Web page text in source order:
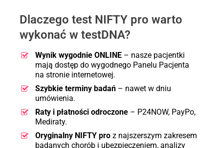
Dlaczego test NIFTY pro warto
wykonać w testDNA?
Wynik wygodnie ONLINE – nasze pacjentki
mają dostęp do wygodnego Panelu Pacjenta
na stronie internetowej.
Szybkie terminy badań – nawet w dniu
umówienia.
Raty i płatności odroczone – P24NOW, PayPo,
Mediraty.
Oryginalny NIFTY pro z najszerszym zakresem
badanych chorób i ubezpieczeniem, analizy